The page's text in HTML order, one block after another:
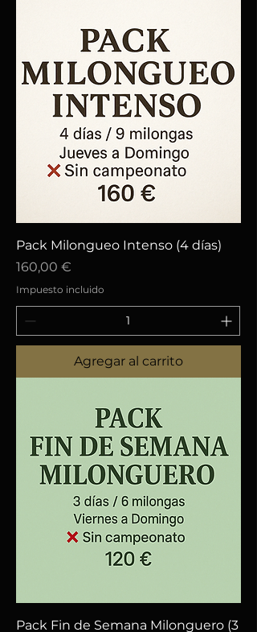
Pack Milongueo Intenso (4 días)
Precio
160,00 €
Impuesto incluido
Agregar al carrito
Pack Fin de Semana Milonguero (3